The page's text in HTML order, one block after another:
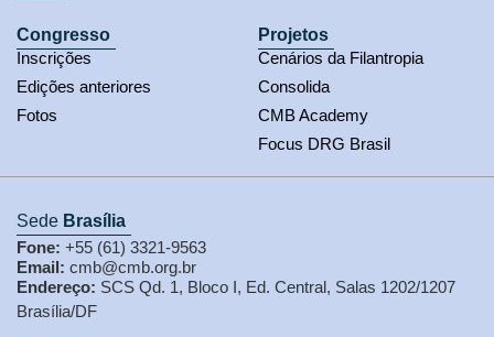
Congresso
Inscrições
Edições anteriores
Fotos
Projetos
Cenários da Filantropia
Consolida
CMB Academy
Focus DRG Brasil
Sede Brasília
Fone: +55 (61) 3321-9563
Email: cmb@cmb.org.br
Endereço: SCS Qd. 1, Bloco I, Ed. Central, Salas 1202/1207
Brasília/DF